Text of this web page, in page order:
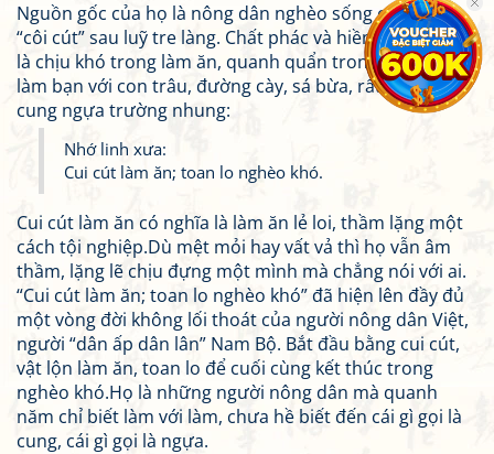
Nguồn gốc của họ là nông dân nghèo sống cuộc đời
“côi cút” sau luỹ tre làng. Chất phác và hiền lành, cần cù
là chịu khó trong làm ăn, quanh quẩn trong xóm làng,
làm bạn với con trâu, đường cày, sá bừa, rất xa lạ với
cung ngựa trường nhung:
Nhớ linh xưa:
Cui cút làm ăn; toan lo nghèo khó.
Cui cút làm ăn có nghĩa là làm ăn lẻ loi, thầm lặng một
cách tội nghiệp.Dù mệt mỏi hay vất vả thì họ vẫn âm
thầm, lặng lẽ chịu đựng một mình mà chẳng nói với ai.
“Cui cút làm ăn; toan lo nghèo khó” đã hiện lên đầy đủ
một vòng đời không lối thoát của người nông dân Việt,
người “dân ấp dân lân” Nam Bộ. Bắt đầu bằng cui cút,
vật lộn làm ăn, toan lo để cuối cùng kết thúc trong
nghèo khó.Họ là những người nông dân mà quanh
năm chỉ biết làm với làm, chưa hề biết đến cái gì gọi là
cung, cái gì gọi là ngựa.